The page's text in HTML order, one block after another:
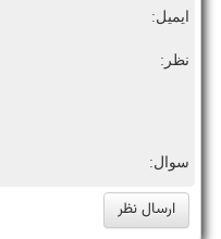
ایمیل:
نظر:
سوال: